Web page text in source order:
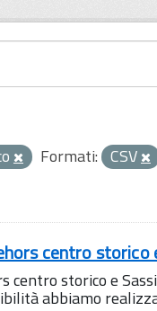
Formati: CSV
centro storico
centro storico e
abbiamo